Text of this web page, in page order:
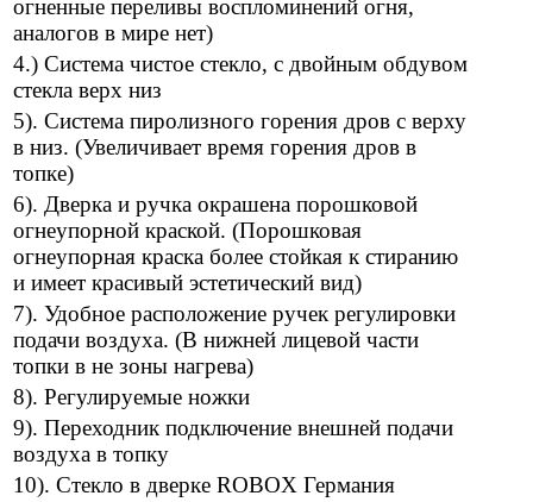
огненные переливы воспломинений огня,
аналогов в мире нет)
4.) Система чистое стекло, с двойным обдувом
стекла верх низ
5). Система пиролизного горения дров с верху
в низ. (Увеличивает время горения дров в
топке)
6). Дверка и ручка окрашена порошковой
огнеупорной краской. (Порошковая
огнеупорная краска более стойкая к стиранию
и имеет красивый эстетический вид)
7). Удобное расположение ручек регулировки
подачи воздуха. (В нижней лицевой части
топки в не зоны нагрева)
8). Регулируемые ножки
9). Переходник подключение внешней подачи
воздуха в топку
10). Стекло в дверке ROBOX Германия